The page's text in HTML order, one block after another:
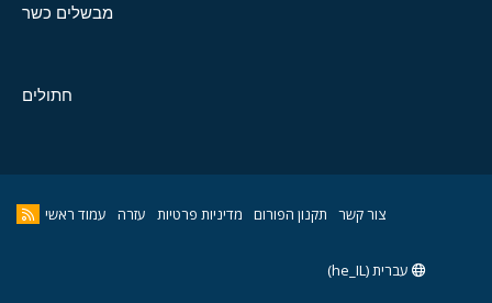
מבשלים כשר
חתולים
צור קשר תקנון הפורום מדיניות פרטיות עזרה עמוד ראשי
עברית (he_IL)